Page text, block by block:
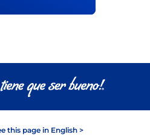
this page in English >